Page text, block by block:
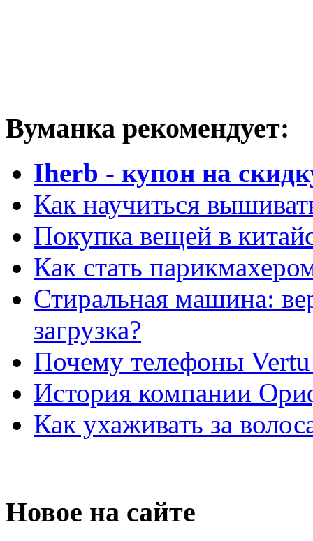
Вуманка рекомендует:
Iherb - купон на
Как научиться
Покупка вещей в
Как стать
Стиральная машина:
загрузка?
Почему телефоны Vertu
История компании
Как ухаживать за
Новое на сайте